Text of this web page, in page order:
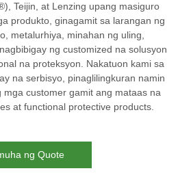
Teijin, at Lenzing upang masiguro
produkto, ginagamit sa larangan ng
metalurhiya, minahan ng uling,
ng customized na solusyon
na proteksyon. Nakatuon kami sa
na serbisyo, pinaglilingkuran namin
customer gamit ang mataas na
at functional protective products.
ng Quote